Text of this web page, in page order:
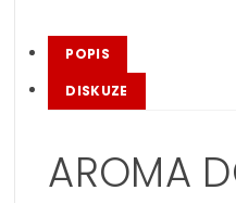
POPIS
DISKUZE
AROMA